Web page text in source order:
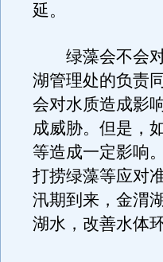
延。
绿藻会不会对
湖管理处的负责
会对水质造成影
成威胁。但是，
等造成一定影响
打捞绿藻等应对
汛期到来，金渭
湖水，改善水体